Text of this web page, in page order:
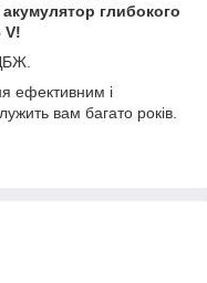
глибокого
V!
ефективним і
вам багато років.